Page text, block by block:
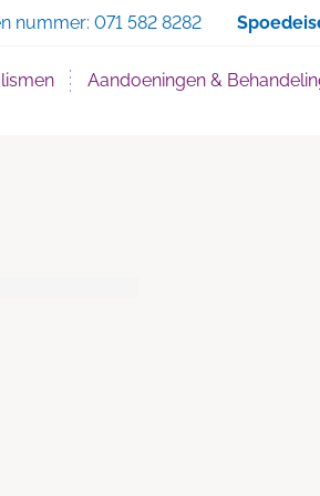
nummer: 071 582 8282
Aandoeningen &